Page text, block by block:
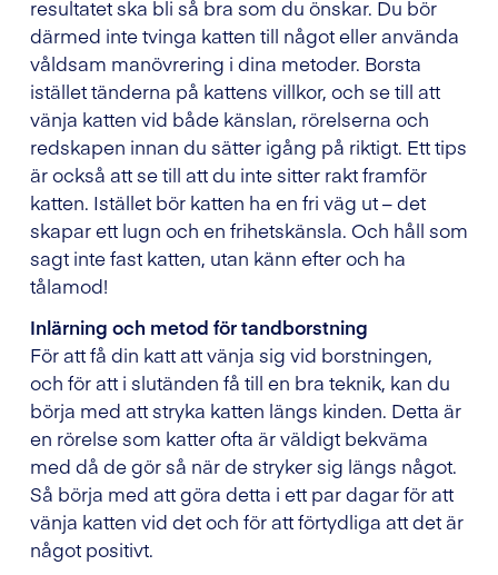
resultatet ska bli så bra som du önskar. Du bör
därmed inte tvinga katten till något eller använda
våldsam manövrering i dina metoder. Borsta
istället tänderna på kattens villkor, och se till att
vänja katten vid både känslan, rörelserna och
redskapen innan du sätter igång på riktigt. Ett tips
är också att se till att du inte sitter rakt framför
katten. Istället bör katten ha en fri väg ut – det
skapar ett lugn och en frihetskänsla. Och håll som
sagt inte fast katten, utan känn efter och ha
tålamod!
Inlärning och metod för tandborstning
För att få din katt att vänja sig vid borstningen,
och för att i slutänden få till en bra teknik, kan du
börja med att stryka katten längs kinden. Detta är
en rörelse som katter ofta är väldigt bekväma
med då de gör så när de stryker sig längs något.
Så börja med att göra detta i ett par dagar för att
vänja katten vid det och för att förtydliga att det är
något positivt.